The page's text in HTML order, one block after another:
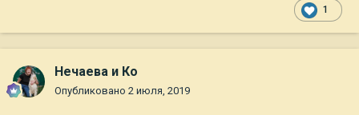
1
Нечаева и Ко
Опубликовано 2 июля, 2019